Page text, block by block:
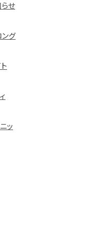
せ
グ
ッ